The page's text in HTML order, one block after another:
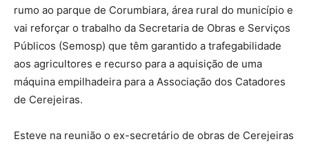
rumo ao parque de Corumbiara, área rural do município e
vai reforçar o trabalho da Secretaria de Obras e Serviços
Públicos (Semosp) que têm garantido a trafegabilidade
aos agricultores e recurso para a aquisição de uma
máquina empilhadeira para a Associação dos Catadores
de Cerejeiras.
Esteve na reunião o ex-secretário de obras de Cerejeiras